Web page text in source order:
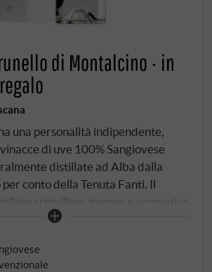
di Montalcino · in
una personalità indipendente,
di uve 100% Sangiovese
distillate ad Alba dalla
conto della Tenuta Fanti. Il
cristallino, intenso e aromatico
e meravigliosamente ricco al